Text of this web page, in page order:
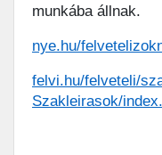
munkába állnak.
nye.hu/
felvi.hu/felveteli/
Szakleirasok/